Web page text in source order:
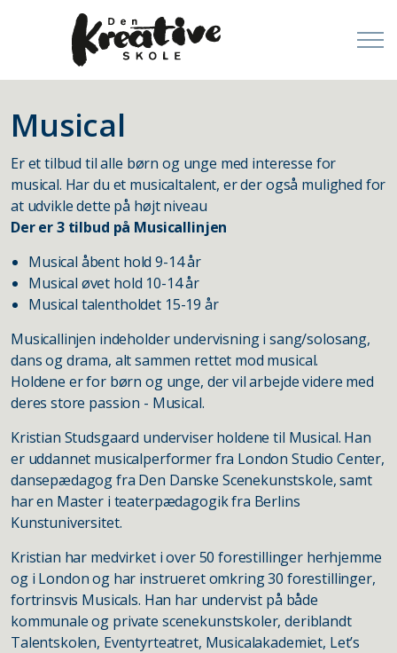
Musical
Er et tilbud til alle børn og unge med interesse for
musical. Har du et musicaltalent, er der også mulighed for
at udvikle dette på højt niveau
Der er 3 tilbud på Musicallinjen
Musical åbent hold 9-14 år
Musical øvet hold 10-14 år
Musical talentholdet 15-19 år
Musicallinjen indeholder undervisning i sang/solosang,
dans og drama, alt sammen rettet mod musical.
Holdene er for børn og unge, der vil arbejde videre med
deres store passion - Musical.
Kristian Studsgaard underviser holdene til Musical. Han
er uddannet musicalperformer fra London Studio Center,
dansepædagog fra Den Danske Scenekunstskole, samt
har en Master i teaterpædagogik fra Berlins
Kunstuniversitet.
Kristian har medvirket i over 50 forestillinger herhjemme
og i London og har instrueret omkring 30 forestillinger,
fortrinsvis Musicals. Han har undervist på både
kommunale og private scenekunstskoler, deriblandt
Talentskolen, Eventyrteatret, Musicalakademiet, Let’s